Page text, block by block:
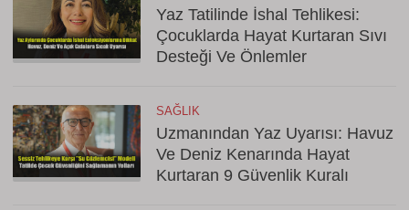
Yaz Tatilinde İshal Tehlikesi:
Çocuklarda Hayat Kurtaran Sıvı
Desteği Ve Önlemler
SAĞLIK
Uzmanından Yaz Uyarısı: Havuz
Ve Deniz Kenarında Hayat
Kurtaran 9 Güvenlik Kuralı